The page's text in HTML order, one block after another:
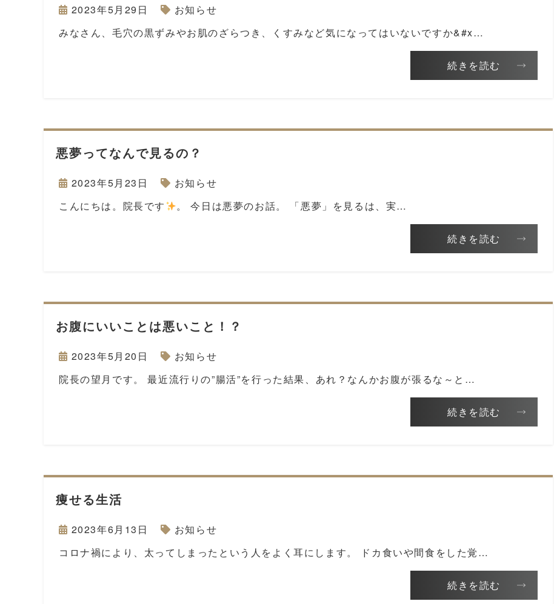
2023年5月29日
お知らせ
みなさん、毛穴の黒ずみやお肌のざらつき、くすみなど気になってはいないですか&#x…
続きを読む
悪夢ってなんで見るの？
2023年5月23日
お知らせ
こんにちは。院長です
。 今日は悪夢のお話。 「悪夢」を見るは、実…
続きを読む
お腹にいいことは悪いこと！？
2023年5月20日
お知らせ
院長の望月です。 最近流行りの”腸活”を行った結果、あれ？なんかお腹が張るな～と…
続きを読む
痩せる生活
2023年6月13日
お知らせ
コロナ禍により、太ってしまったという人をよく耳にします。 ドカ食いや間食をした覚…
続きを読む